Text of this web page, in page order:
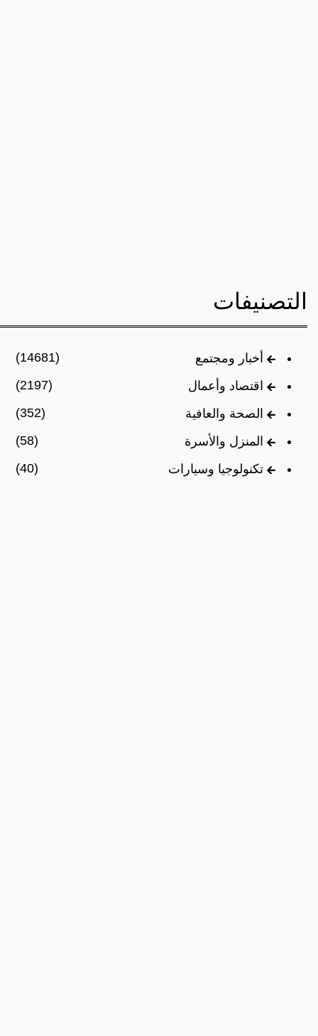
التصنيفات
أخبار ومجتمع
(14681)
اقتصاد وأعمال
(2197)
الصحة والعافية
(352)
المنزل والأسرة
(58)
تكنولوجيا وسيارات
(40)